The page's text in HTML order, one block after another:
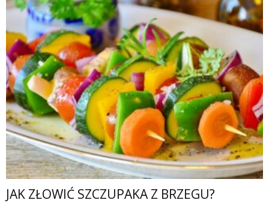
JAK ZŁOWIĆ SZCZUPAKA Z BRZEGU?